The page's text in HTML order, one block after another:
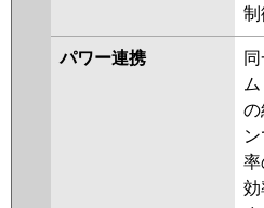
PA-
PA-
PA-
制
パワー連携
の
率